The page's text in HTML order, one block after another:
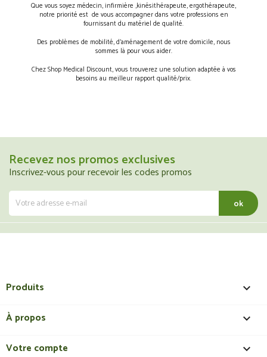
Que vous soyez médecin, infirmière ,kinésithérapeute, ergothérapeute,
notre priorité est de vous accompagner dans votre professions en
fournissant du matériel de qualité.
Des problèmes de mobilité, d’aménagement de votre domicile, nous
sommes là pour vous aider.
Chez Shop Medical Discount, vous trouverez une solution adaptée à vos
besoins au meilleur rapport qualité/prix.
Recevez nos promos exclusives
Inscrivez-vous pour recevoir les codes promos
Produits 
À propos 
Votre compte 